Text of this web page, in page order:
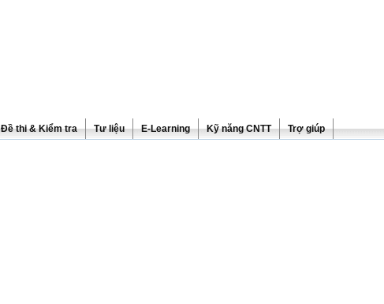
Đề thi & Kiểm tra Tư liệu E-Learning Kỹ năng CNTT Trợ giúp